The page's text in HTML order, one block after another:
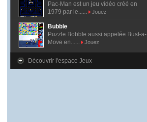
Pac-Man est un jeu vidéo créé en
1979 par le......
Jouez
Bubble
Puzzle Bobble aussi appelée Bust-a-
Move en......
Jouez
Découvrir l'espace Jeux